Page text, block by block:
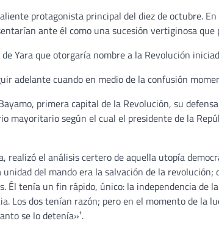
protagonista principal del diez de octubre.
ante él como una sucesión vertiginosa
Yara que otorgaría nombre a la Revolución
adelante cuando en medio de la confusión
primera capital de la Revolución, su
mayoritario según el cual el presidente de la
realizó el análisis certero de aquella utopía
del mando era la salvación de la revolución;
Él tenía un fin rápido, único: la independencia de
Los dos tenían razón; pero en el momento de la
se lo detenía»¹.